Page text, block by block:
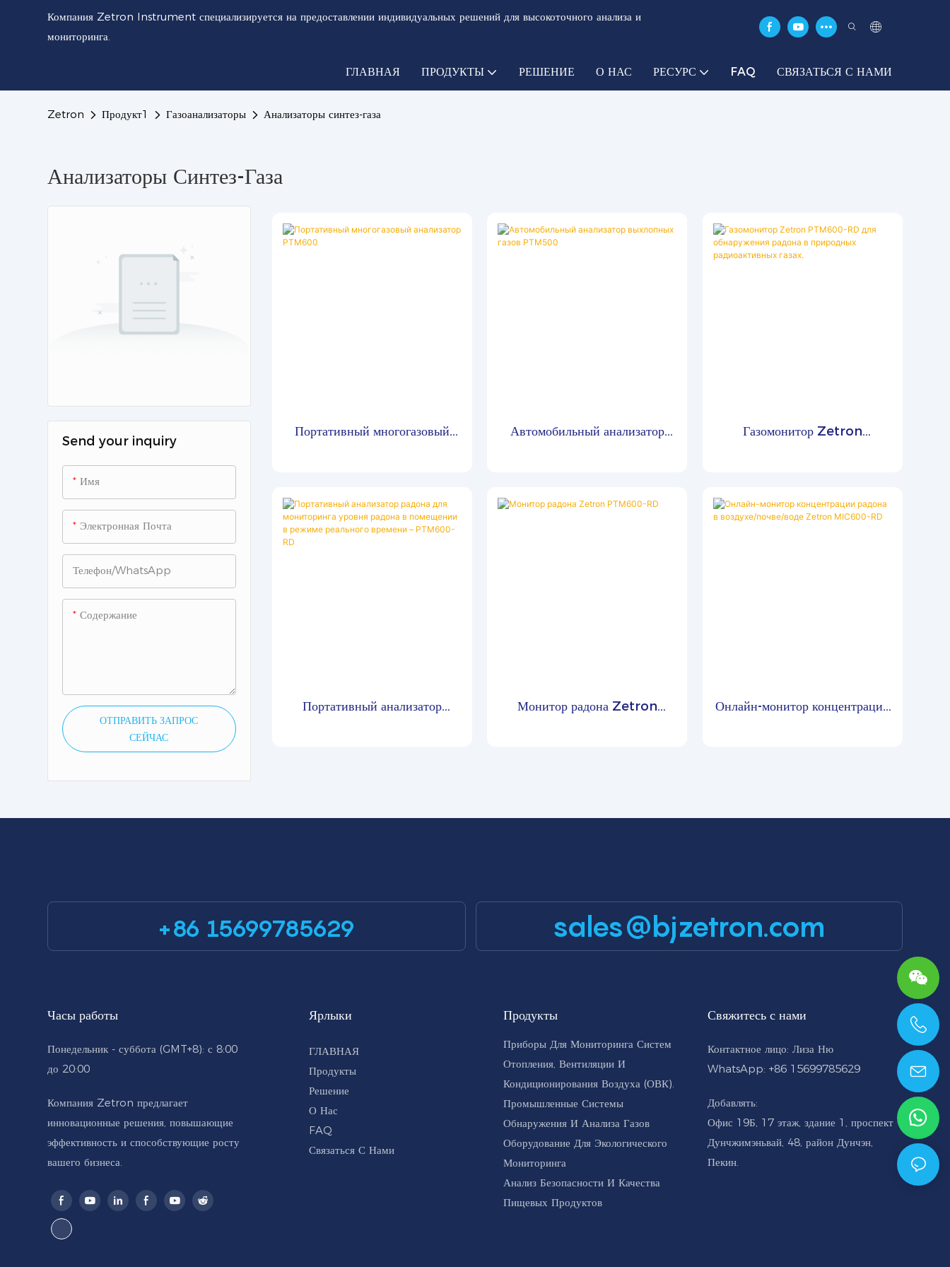
Компания Zetron Instrument специализируется на предоставлении индивидуальных решений для высокоточного анализа и
мониторинга.
ГЛАВНАЯ ПРОДУКТЫ РЕШЕНИЕ О НАС РЕСУРС FAQ СВЯЗАТЬСЯ С НАМИ
Zetron Продукт1 Газоанализаторы Анализаторы синтез-газа
Анализаторы Синтез-Газа
Send your inquiry
Имя
Электронная Почта
Телефон/WhatsApp
Содержание
ОТПРАВИТЬ ЗАПРОС
СЕЙЧАС
Портативный многогазовый
Автомобильный анализатор
Газомонитор Zetron
Портативный анализатор
Монитор радона Zetron
Онлайн-монитор концентрации
+86 15699785629 sales@bjzetron.com
Часы работы
Понедельник - суббота (GMT+8): с 8:00
до 20:00
Компания Zetron предлагает
инновационные решения, повышающие
эффективность и способствующие росту
вашего бизнеса.
Ярлыки
ГЛАВНАЯ
Продукты
Решение
О Нас
FAQ
Связаться С Нами
Продукты
Приборы Для Мониторинга Систем
Отопления, Вентиляции И
Кондиционирования Воздуха (ОВК).
Промышленные Системы
Обнаружения И Анализа Газов
Оборудование Для Экологического
Мониторинга
Анализ Безопасности И Качества
Пищевых Продуктов
Свяжитесь с нами
Контактное лицо: Лиза Ню
WhatsApp: +86 15699785629
Добавлять:
Офис 19Б, 17 этаж, здание 1, проспект
Дунчжимэньвай, 48, район Дунчэн,
Пекин.